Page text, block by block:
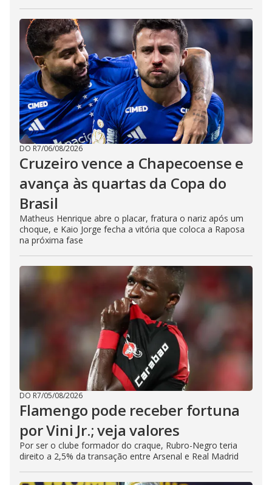
DO R7/06/08/2026
Cruzeiro vence a Chapecoense e
avança às quartas da Copa do
Brasil
Matheus Henrique abre o placar, fratura o nariz após um
choque, e Kaio Jorge fecha a vitória que coloca a Raposa
na próxima fase
DO R7/05/08/2026
Flamengo pode receber fortuna
por Vini Jr.; veja valores
Por ser o clube formador do craque, Rubro-Negro teria
direito a 2,5% da transação entre Arsenal e Real Madrid